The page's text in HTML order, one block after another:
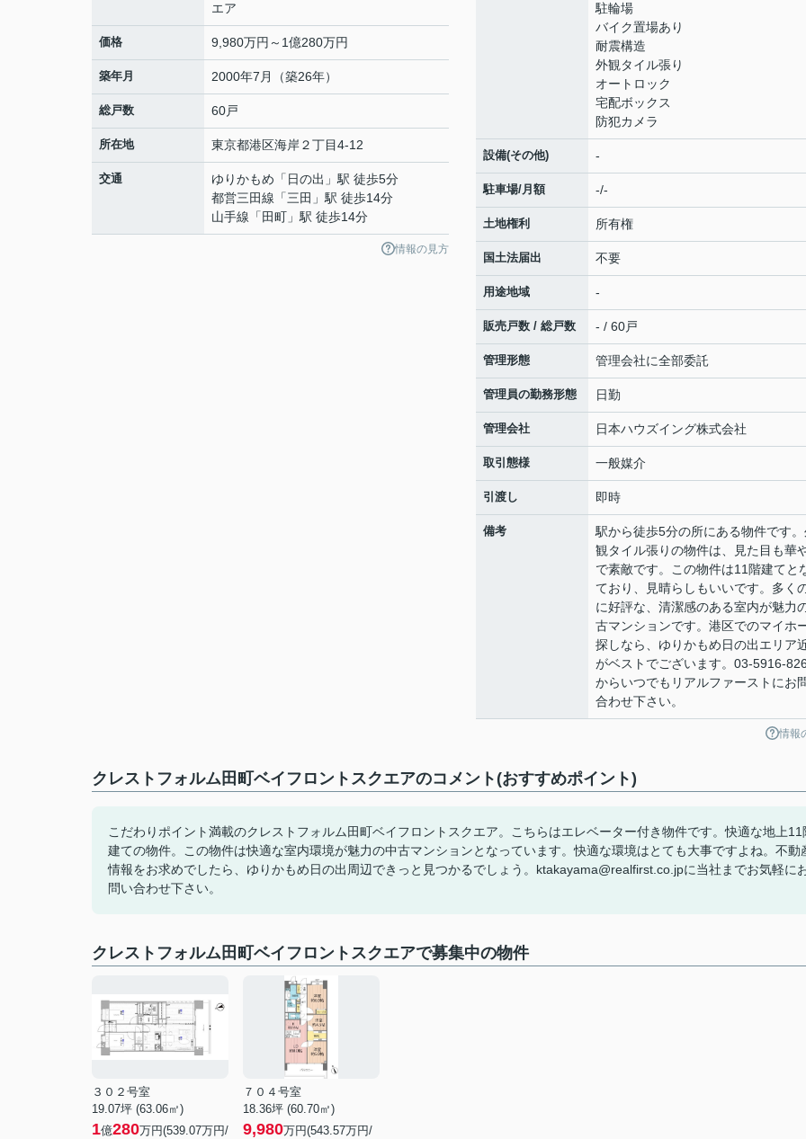
エア
価格 9,980万円～1億280万円
築年月 2000年7月（築26年）
総戸数 60戸
所在地 東京都港区海岸２丁目4-12
交通 ゆりかもめ 「 日の出 」駅 徒歩5分
都営三田線 「三田 」駅 徒歩14分
山手線 「 田町 」駅 徒歩14分
情報の見方
駐輪場
バイク置場あり
耐震構造
外観タイル張り
オートロック
宅配ボックス
防犯カメラ
設備(その他) -
駐車場/月額 -/-
土地権利 所有権
国土法届出 不要
用途地域 -
販売戸数 / 総戸数 - / 60戸
管理形態 管理会社に全部委託
管理員の勤務形態 日勤
管理会社 日本ハウズイング株式会社
取引態様 一般媒介
引渡し 即時
備考
駅から徒歩5分の所にある物件です
観タイル張りの物件は、見た目も華
で素敵です。この物件は11階建てと
ており、見晴らしもいいです。多く
に好評な、清潔感のある室内が魅力
古マンションです。港区でのマイホ
探しなら、ゆりかもめ日の出エリア
がベストでございます。03-5916-
からいつでもリアルファーストにお
合わせ下さい。
情報
クレストフォルム田町ベイフロントスクエアのコメント(おすすめポイント)
こだわりポイント満載のクレストフォルム田町ベイフロントスクエア。こちらはエレベーター付き物件です。快適な地上11
建ての物件。この物件は快適な室内環境が魅力の中古マンションとなっています。快適な環境はとても大事ですよね。不動
情報をお求めでしたら、ゆりかもめ日の出周辺できっと見つかるでしょう。ktakayama@realfirst.co.jpに当社までお気軽に
問い合わせ下さい。
クレストフォルム田町ベイフロントスクエアで募集中の物件
３０２号室
19.07坪 (63.06㎡)
1億280万円(539.07万円/
７０４号室
18.36坪 (60.70㎡)
9,980万円(543.57万円/